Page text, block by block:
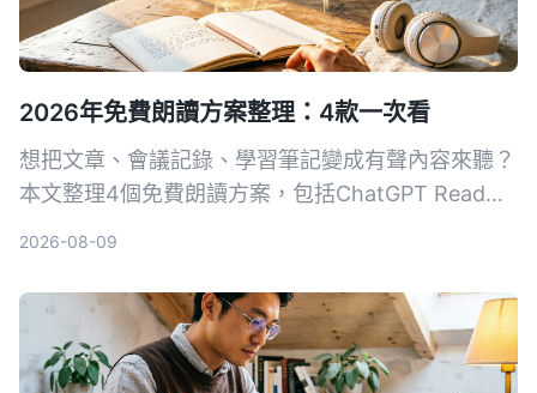
2026年免費朗讀方案整理：4款一次看
想把文章、會議記錄、學習筆記變成有聲內容來聽？
本文整理4個免費朗讀方案，包括ChatGPT Read
2026-08-09